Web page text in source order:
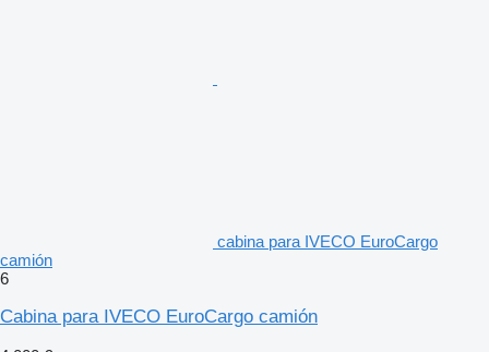
cabina para IVECO EuroCargo
camión
6
Cabina para IVECO EuroCargo camión